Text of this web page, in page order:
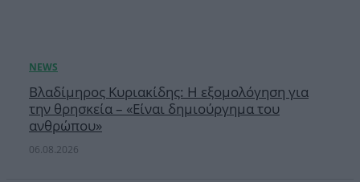
Βλαδίμηρος Κυριακίδης: Η εξομολόγηση για
την θρησκεία – «Είναι δημιούργημα του
ανθρώπου»
06.08.2026